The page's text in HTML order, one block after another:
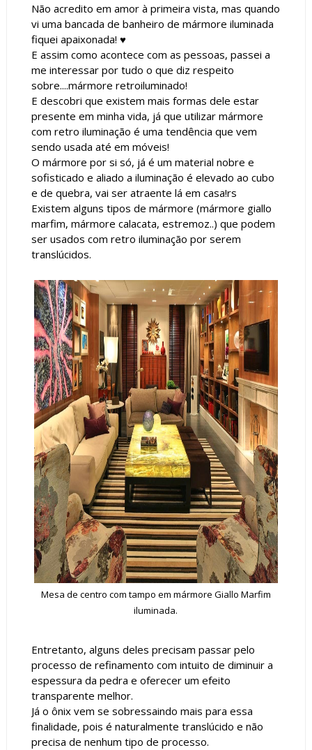
Não acredito em amor à primeira vista, mas quando
vi uma bancada de banheiro de mármore iluminada
fiquei apaixonada! ♥
E assim como acontece com as pessoas, passei a
me interessar por tudo o que diz respeito
sobre....mármore retroiluminado!
E descobri que existem mais formas dele estar
presente em minha vida, já que utilizar mármore
com retro iluminação é uma tendência que vem
sendo usada até em móveis!
O mármore por si só, já é um material nobre e
sofisticado e aliado a iluminação é elevado ao cubo
e de quebra, vai ser atraente lá em casa!rs
Existem alguns tipos de mármore (mármore giallo
marfim, mármore calacata, estremoz..) que podem
ser usados com retro iluminação por serem
translúcidos.
Mesa de centro com tampo em mármore Giallo Marfim
iluminada.
Entretanto, alguns deles precisam passar pelo
processo de refinamento com intuito de diminuir a
espessura da pedra e oferecer um efeito
transparente melhor.
Já o ônix vem se sobressaindo mais para essa
finalidade, pois é naturalmente translúcido e não
precisa de nenhum tipo de processo.